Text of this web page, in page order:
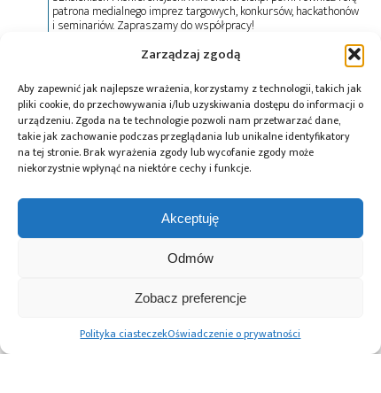
Zarządzaj zgodą
Aby zapewnić jak najlepsze wrażenia, korzystamy z technologii, takich jak
pliki cookie, do przechowywania i/lub uzyskiwania dostępu do informacji o
urządzeniu. Zgoda na te technologie pozwoli nam przetwarzać dane,
takie jak zachowanie podczas przeglądania lub unikalne identyfikatory
na tej stronie. Brak wyrażenia zgody lub wycofanie zgody może
niekorzystnie wpłynąć na niektóre cechy i funkcje.
Akceptuję
Odmów
Zobacz preferencje
Polityka ciasteczekOświadczenie o prywatności
patrona medialnego imprez targowych, konkursów, hackathonów
i seminariów. Zapraszamy do współpracy!
Tagi:dysk SSD,Kioxia,LC9
Przeczytaj również:
przychodów
z pamięci NAND
Flash w 4Q24
Flash firmy
Infineon do
zastosowań
satelitarnych ma